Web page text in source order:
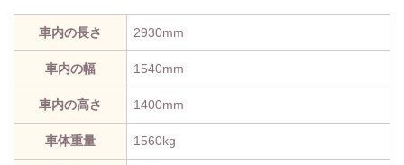
車内の長さ 2930mm
車内の幅 1540mm
車内の高さ 1400mm
車体重量 1560kg